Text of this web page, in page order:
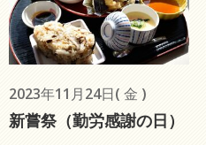
2023年11月24日( 金 )
新嘗祭（勤労感謝の日）